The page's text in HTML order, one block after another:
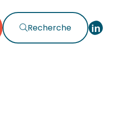
Recherche